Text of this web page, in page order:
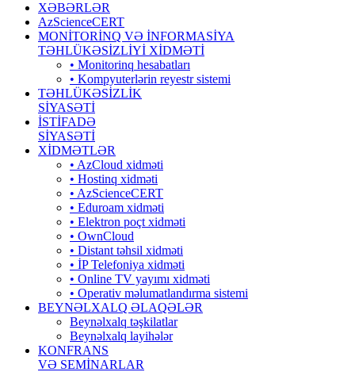
XƏBƏRLƏR
AzScienceCERT
MONİTORİNQ VƏ İNFORMASİYA
TƏHLÜKƏSİZLİYİ XİDMƏTİ
• Monitorinq hesabatları
• Kompyuterlərin reyestr sistemi
TƏHLÜKƏSİZLİK
SİYASƏTİ
İSTİFADƏ
SİYASƏTİ
XİDMƏTLƏR
• AzCloud xidməti
• Hostinq xidməti
• AzScienceCERT
• Eduroam xidməti
• Elektron poçt xidməti
• OwnCloud
• Distant təhsil xidməti
• İP Telefoniya xidməti
• Оnline TV yayımı xidməti
• Operativ məlumatlandırma sistemi
BEYNƏLXALQ ƏLAQƏLƏR
Beynəlxalq təşkilatlar
Beynəlxalq layihələr
KONFRANS
VƏ SEMİNARLAR